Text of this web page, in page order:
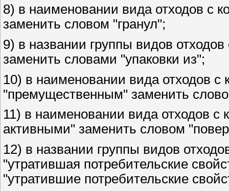
8) в наименовании вида отходов с
заменить словом "гранул";
9) в названии группы видов
заменить словами "упаковки из";
10) в наименовании вида отходов с
"премущественным" заменить
11) в наименовании вида отходов с
активными" заменить словом
12) в названии группы видов
"утратившая потребительские
"утратившие потребительские